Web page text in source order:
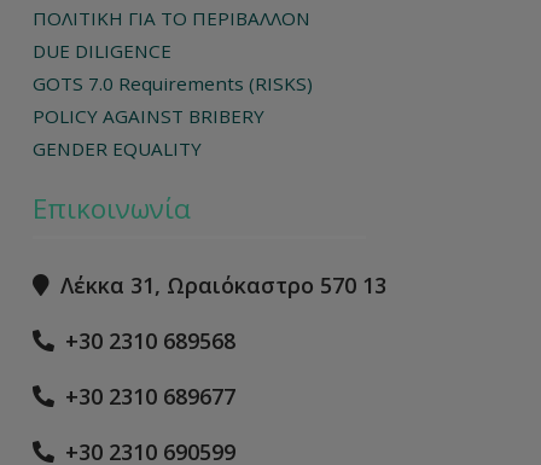
ΠΟΛΙΤΙΚΗ ΓΙΑ ΤΟ ΠΕΡΙΒΑΛΛΟΝ
DUE DILIGENCE
GOTS 7.0 Requirements (RISKS)
POLICY AGAINST BRIBERY
GENDER EQUALITY
Επικοινωνία
Λέκκα 31, Ωραιόκαστρο 570 13
+30 2310 689568
+30 2310 689677
+30 2310 690599